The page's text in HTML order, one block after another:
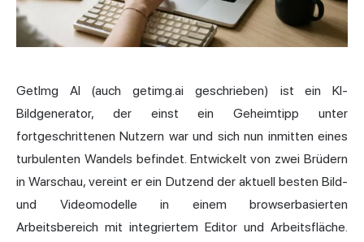
GetImg AI (auch getimg.ai geschrieben) ist ein KI-
Bildgenerator, der einst ein Geheimtipp unter
fortgeschrittenen Nutzern war und sich nun inmitten eines
turbulenten Wandels befindet. Entwickelt von zwei Brüdern
in Warschau, vereint er ein Dutzend der aktuell besten Bild-
und Videomodelle in einem browserbasierten
Arbeitsbereich mit integriertem Editor und Arbeitsfläche.